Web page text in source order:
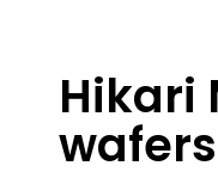
Hikari